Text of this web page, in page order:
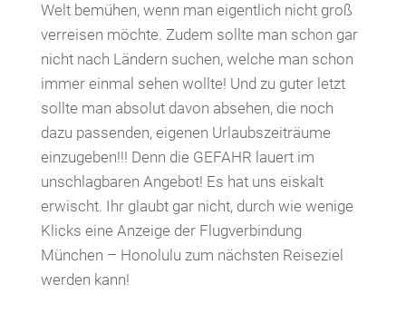
Welt bemühen, wenn man eigentlich nicht groß
verreisen möchte. Zudem sollte man schon gar
nicht nach Ländern suchen, welche man schon
immer einmal sehen wollte! Und zu guter letzt
sollte man absolut davon absehen, die noch
dazu passenden, eigenen Urlaubszeiträume
einzugeben!!! Denn die GEFAHR lauert im
unschlagbaren Angebot! Es hat uns eiskalt
erwischt. Ihr glaubt gar nicht, durch wie wenige
Klicks eine Anzeige der Flugverbindung
München – Honolulu zum nächsten Reiseziel
werden kann!